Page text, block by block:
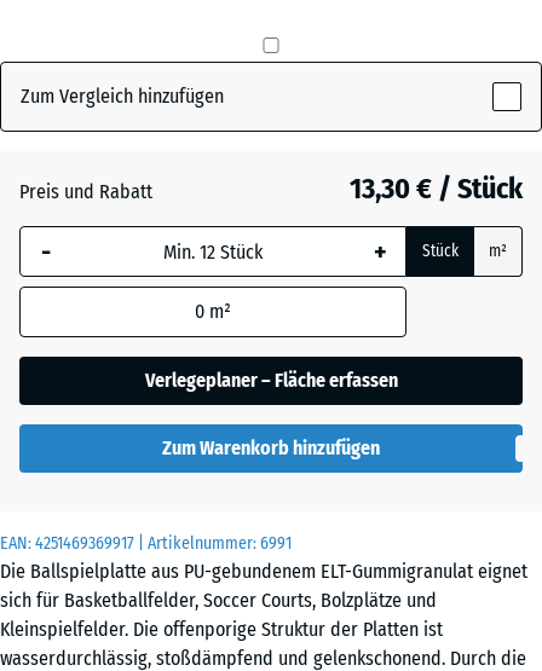
EAN:4251469369917 | Artikelnummer:6991
Die Ballspielplatte aus PU-gebundenem ELT-Gummigranulat eignet
sich für Basketballfelder, Soccer Courts, Bolzplätze und
Kleinspielfelder. Die offenporige Struktur der Platten ist
wasserdurchlässig, stoßdämpfend und gelenkschonend. Durch die
Grasgrün(active)
- 0,60 €
x
540
Die gewählte, blau
umrandete
Abmessung wird
Produktdaten nicht
anders angegeben)
für die
Bedarfsberechnung
x
50
x 3
cm
|
Zum Vergleich hinzufügen
Preis und Rabatt 13,30 € / Stück
- + Stück m²
0 m²
Verlegeplaner – Fläche erfassen
Zum Warenkorb hinzufügen